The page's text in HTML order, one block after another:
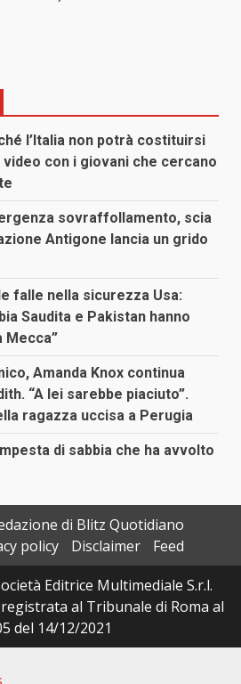
l’Italia non potrà costituirsi
con i giovani che cercano
sovraffollamento, scia
Antigone lancia un grido
falle nella sicurezza Usa:
Saudita e Pakistan hanno
Mecca”
Amanda Knox continua
“A lei sarebbe piaciuto”.
ragazza uccisa a Perugia
di sabbia che ha avvolto
di Blitz Quotidiano
policy Disclaimer
Feed
Editrice Multimediale S.r.l.
al Tribunale di Roma al
del 14/12/2021